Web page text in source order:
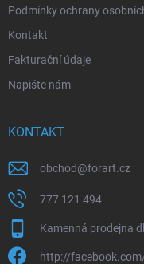
Podmínky ochrany
Kontakt
Fakturační údaje
Napište nám
KONTAKT
obchod@forart.cz
777 121 494
Kamenná prodejna
http://